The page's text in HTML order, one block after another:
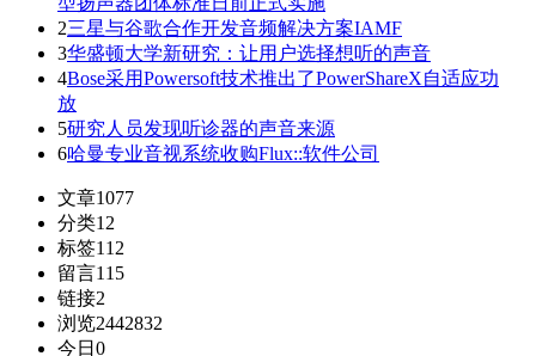
2三星与谷歌合作开发音频解决方案IAMF
3华盛顿大学新研究：让用户选择想听的声音
4Bose采用Powersoft技术推出了PowerShareX自适应功
放
5研究人员发现听诊器的声音来源
6哈曼专业音视系统收购Flux::软件公司
文章1077
分类12
标签112
留言115
链接2
浏览2442832
今日 0